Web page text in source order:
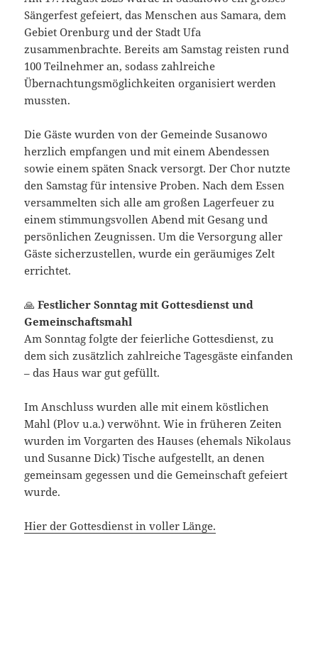
Sängerfest gefeiert, das Menschen aus Samara, dem
Gebiet Orenburg und der Stadt Ufa
zusammenbrachte. Bereits am Samstag reisten rund
100 Teilnehmer an, sodass zahlreiche
Übernachtungsmöglichkeiten organisiert werden
mussten.
Die Gäste wurden von der Gemeinde Susanowo
herzlich empfangen und mit einem Abendessen
sowie einem späten Snack versorgt. Der Chor nutzte
den Samstag für intensive Proben. Nach dem Essen
versammelten sich alle am großen Lagerfeuer zu
einem stimmungsvollen Abend mit Gesang und
persönlichen Zeugnissen. Um die Versorgung aller
Gäste sicherzustellen, wurde ein geräumiges Zelt
errichtet.
🙏Festlicher Sonntag mit Gottesdienst und
Gemeinschaftsmahl
Am Sonntag folgte der feierliche Gottesdienst, zu
dem sich zusätzlich zahlreiche Tagesgäste einfanden
– das Haus war gut gefüllt.
Im Anschluss wurden alle mit einem köstlichen
Mahl (Plov u.a.) verwöhnt. Wie in früheren Zeiten
wurden im Vorgarten des Hauses (ehemals Nikolaus
und Susanne Dick) Tische aufgestellt, an denen
gemeinsam gegessen und die Gemeinschaft gefeiert
wurde.
Hier der Gottesdienst in voller Länge.